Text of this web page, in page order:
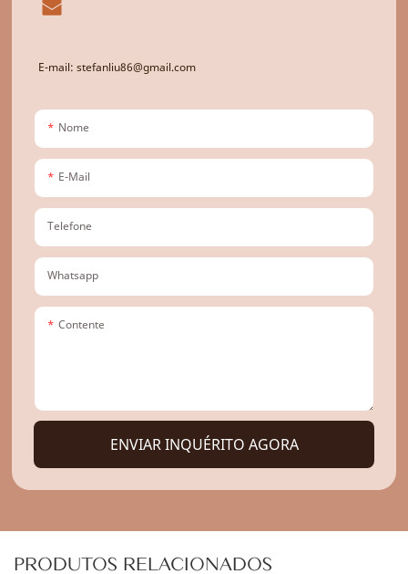
E-mail: stefanliu86@gmail.com
Nome
E-Mail
Telefone
Whatsapp
Contente
ENVIAR INQUÉRITO AGORA
PRODUTOS RELACIONADOS